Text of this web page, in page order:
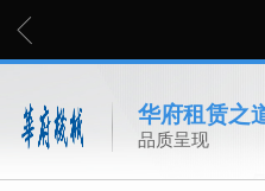
华府租赁之
品质呈现